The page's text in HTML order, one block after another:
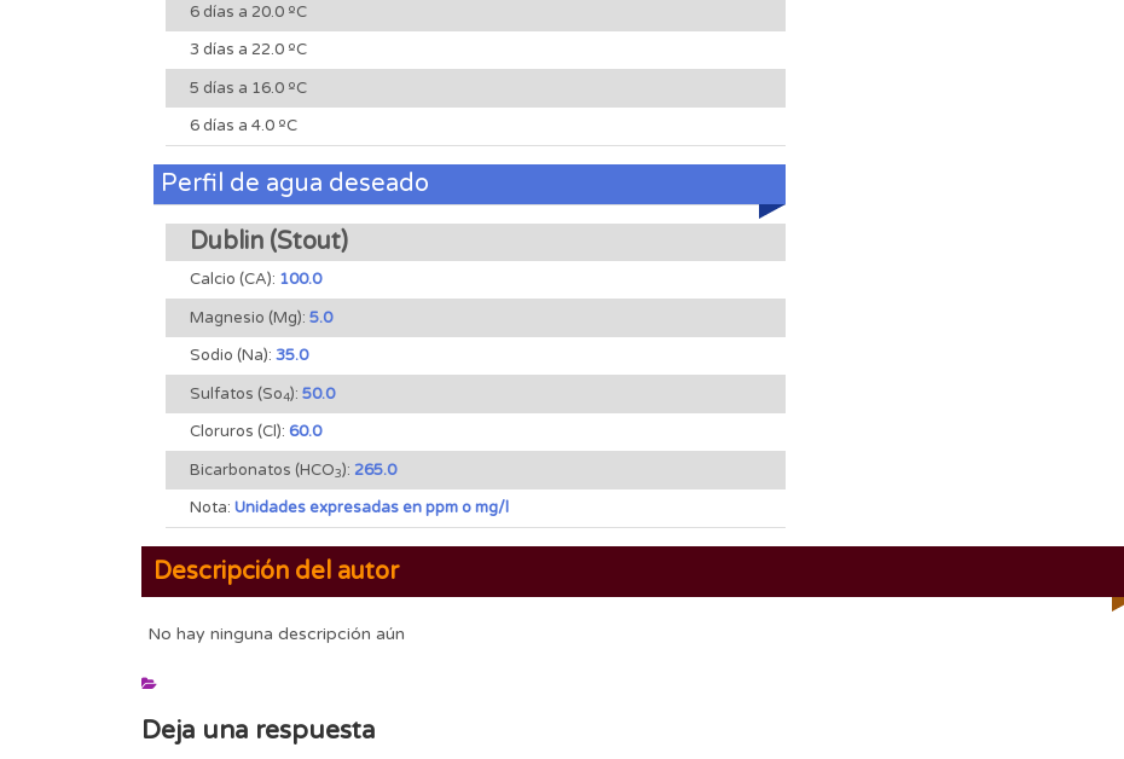
6 días a 20.0 ºC
3 días a 22.0 ºC
5 días a 16.0 ºC
6 días a 4.0 ºC
Perfil de agua deseado
Dublin (Stout)
Calcio (CA): 100.0
Magnesio (Mg): 5.0
Sodio (Na): 35.0
Sulfatos (So4): 50.0
Cloruros (Cl): 60.0
Bicarbonatos (HCO3): 265.0
Nota: Unidades expresadas en ppm o mg/l
Descripción del autor
No hay ninguna descripción aún
Deja una respuesta